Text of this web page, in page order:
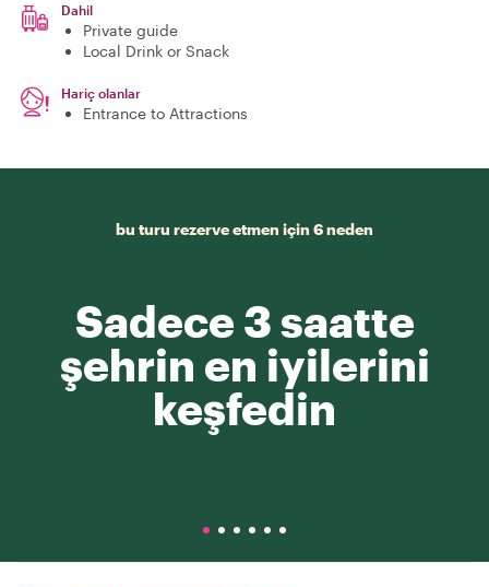
Dahil
Private guide
Local Drink or Snack
Hariç olanlar
Entrance to Attractions
bu turu rezerve etmen için 6 neden
Sadece 3 saatte
şehrin en iyilerini
keşfedin